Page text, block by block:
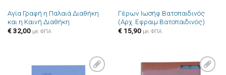
Αγία Γραφή η Παλαιά Διαθήκη
και η Καινή Διαθήκη
€32,00 με ΦΠΑ
Γέρων Ιωσήφ Βατοπαιδινός
(Αρχ. Εφραιμ Βατοπαιδινός)
€15,90 με ΦΠΑ